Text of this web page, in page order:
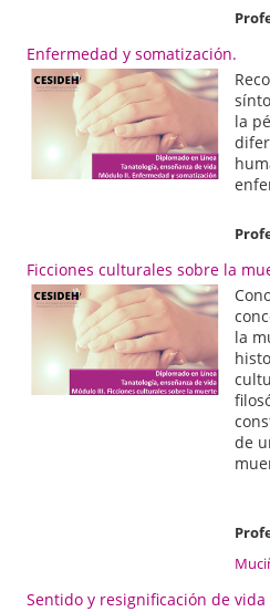
Enfermedad y somatización.
la
Ficciones culturales sobre la
la
de
Sentido y resignificación de vida